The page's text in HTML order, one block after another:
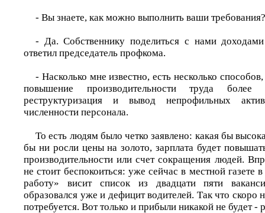
- Вы знаете, как можно выполнить ваши требования?
- Да. Собственнику поделиться с нами
ответил председатель профкома.
- Насколько мне известно, есть несколько
повышение производительности труда
реструктуризация и вывод непрофильных
численности персонала.
То есть людям было четко заявлено: какая бы
бы ни росли цены на золото, зарплата будет
производительности или счет сокращения людей.
не стоит беспокоиться: уже сейчас в местной газете
работу» висит список из двадцати пяти
образовался уже и дефицит водителей. Так что скоро
потребуется. Вот только и прибыли никакой не будет -